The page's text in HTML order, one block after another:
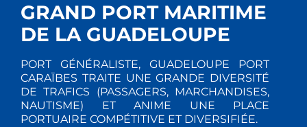
GRAND PORT MARITIME
DE LA GUADELOUPE
PORT GÉNÉRALISTE, GUADELOUPE PORT
CARAÏBES TRAITE UNE GRANDE DIVERSITÉ
DE TRAFICS (PASSAGERS, MARCHANDISES,
NAUTISME) ET ANIME UNE PLACE
PORTUAIRE COMPÉTITIVE ET DIVERSIFIÉE.